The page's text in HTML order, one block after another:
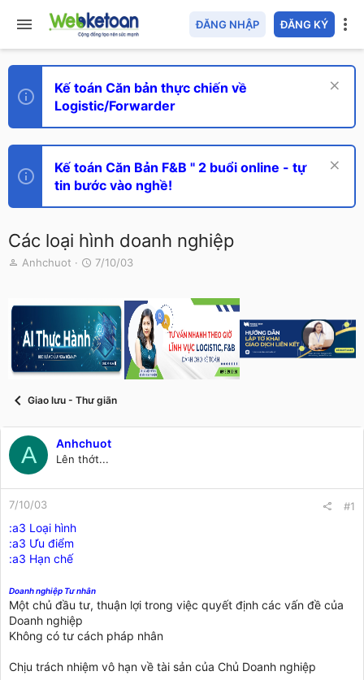
ĐĂNG NHẬP ĐĂNG KÝ
Kế toán Căn bản thực chiến về
Logistic/Forwarder
Kế toán Căn Bản F&B " 2 buổi online - tự
tin bước vào nghề!
Các loại hình doanh nghiệp
T
e
a
d
s
a
r
Anhchuot
N
y
g
ử
i
7/10/03
Giao lưu - Thư giãn
A Anhchuot
Lên thớt...
7/10/03 #1
:a3 Loại hình
:a3 Ưu điểm
:a3 Hạn chế
Doanh nghiệp Tư nhân
Một chủ đầu tư, thuận lợi trong việc quyết định các vấn đề của
Doanh nghiệp
Không có tư cách pháp nhân
Chịu trách nhiệm vô hạn về tài sản của Chủ Doanh nghiệp